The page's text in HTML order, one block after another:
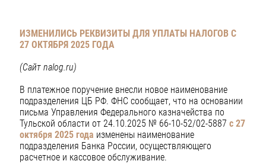
ИЗМЕНИЛИСЬ РЕКВИЗИТЫ ДЛЯ УПЛАТЫ НАЛОГОВ С
27 ОКТЯБРЯ 2025 ГОДА
(Сайт nalog.ru)
В платежное поручение внесли новое наименование
подразделения ЦБ РФ. ФНС сообщает, что на основании
письма Управления Федерального казначейства по
Тульской области от 24.10.2025 № 66-10-52/02-5887 с 27
октября 2025 года изменены наименование
подразделения Банка России, осуществляющего
расчетное и кассовое обслуживание.